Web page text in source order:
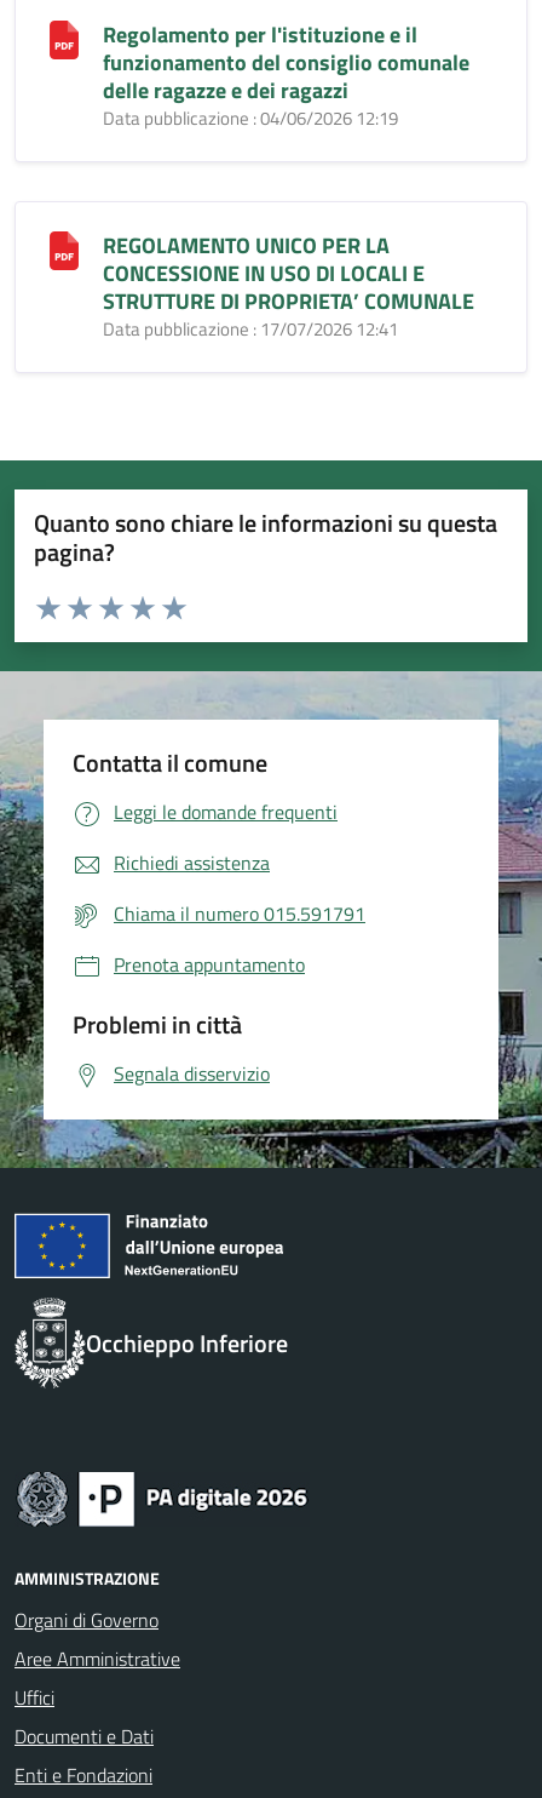
Regolamento per l'istituzione e il
funzionamento del consiglio comunale
delle ragazze e dei ragazzi
Data pubblicazione : 04/06/2026 12:19
REGOLAMENTO UNICO PER LA
CONCESSIONE IN USO DI LOCALI E
STRUTTURE DI PROPRIETA’ COMUNALE
Data pubblicazione : 17/07/2026 12:41
Quanto sono chiare le informazioni su questa
pagina?
Valuta da 1 a 5 stelle la pagina
Valuta 5 stelle su 5
Valuta 4 stelle su 5
Valuta 3 stelle su 5
Valuta 2 stelle su 5
Valuta 1 stelle su 5
Contatta il comune
Leggi le domande frequenti
Richiedi assistenza
Chiama il numero 015.591791
Prenota appuntamento
Problemi in città
Segnala disservizio
Occhieppo Inferiore
AMMINISTRAZIONE
Organi di Governo
Aree Amministrative
Uffici
Documenti e Dati
Enti e Fondazioni